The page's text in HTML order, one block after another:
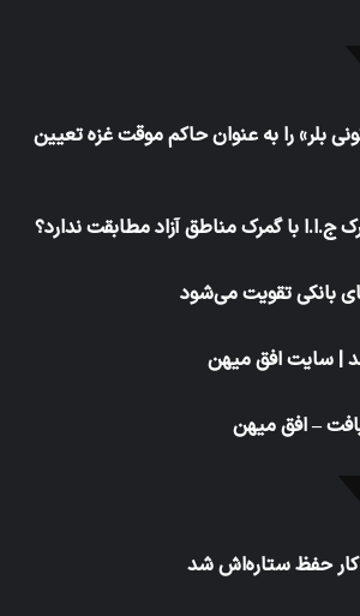
بلر» را به عنوان حاکم موقت غزه تعیین
ج.ا.ا با گمرک مناطق آزاد مطابقت ندارد؟
بانکی تقویت می‌شود
| سایت افق میهن
– افق میهن
حفظ ستاره‌اش شد